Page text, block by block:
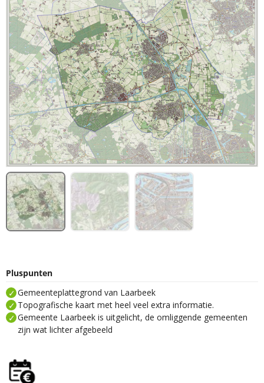
Pluspunten
Gemeenteplattegrond van Laarbeek
Topografische kaart met heel veel extra informatie.
Gemeente Laarbeek is uitgelicht, de omliggende gemeenten
zijn wat lichter afgebeeld